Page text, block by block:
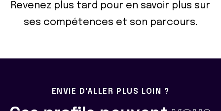
Revenez plus tard pour en savoir plus sur
ses compétences et son parcours.
ENVIE D'ALLER PLUS LOIN ?